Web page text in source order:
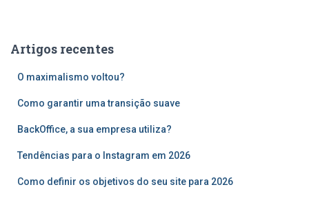
iArtigos recentes
O maximalismo voltou?
Como garantir uma transição suave
BackOffice, a sua empresa utiliza?
Tendências para o Instagram em 2026
Como definir os objetivos do seu site para 2026